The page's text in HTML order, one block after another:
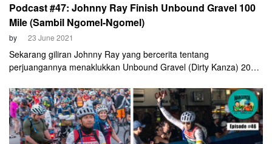
Podcast #47: Johnny Ray Finish Unbound Gravel 100
Mile (Sambil Ngomel-Ngomel)
by 23 June 2021
Sekarang giliran Johnny Ray yang bercerita tentang
perjuangannya menaklukkan Unbound Gravel (Dirty Kanza) 2021
finis di ajang ini.